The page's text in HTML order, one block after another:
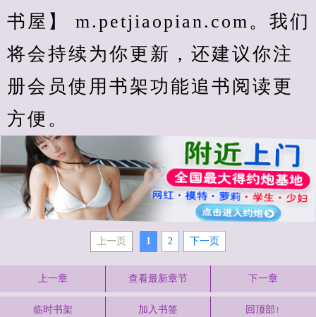
书屋】 m.petjiaopian.com。我们
将会持续为你更新，还建议你注
册会员使用书架功能追书阅读更
方便。
上一页 1 2 下一页
上一章 查看最新章节 下一章
临时书架 加入书签 回顶部↑